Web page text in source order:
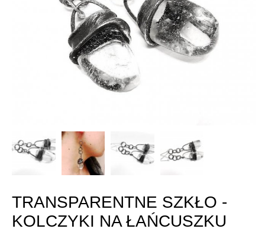
TRANSPARENTNE SZKŁO -
KOLCZYKI NA ŁAŃCUSZKU